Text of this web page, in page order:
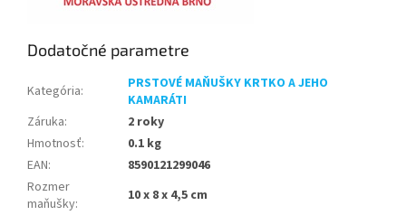
Dodatočné parametre
Kategória:
PRSTOVÉ MAŇUŠKY KRTKO A JEHO
KAMARÁTI
Záruka:
2 roky
Hmotnosť:
0.1 kg
EAN:
8590121299046
Rozmer
maňušky:
10 x 8 x 4,5 cm